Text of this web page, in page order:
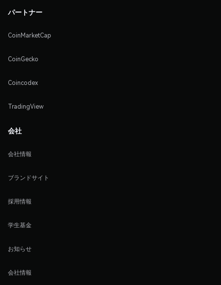
パートナー
CoinMarketCap
CoinGecko
Coincodex
TradingView
会社
会社情報
ブランドサイト
採用情報
学生基金
お知らせ
会社情報